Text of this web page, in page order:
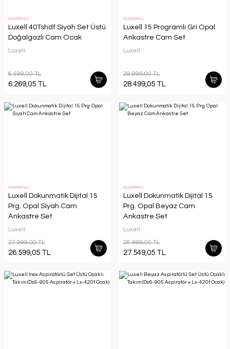
İNDİRİMLİ
Luxell 40Tshdf Siyah Set Üstü
Doğalgazlı Cam Ocak
Luxell
6.599,00 TL
6.269,05 TL
İNDİRİMLİ
Luxell 15 Programlı Gri Opal
Ankastre Cam Set
Luxell
29.999,00 TL
28.499,05 TL
İNDİRİMLİ
Luxell Dokunmatik Dijital 15
Prg. Opal Siyah Cam
Ankastre Set
Luxell
27.999,00 TL
26.599,05 TL
İNDİRİMLİ
Luxell Dokunmatik Dijital 15
Prg. Opal Beyaz Cam
Ankastre Set
Luxell
28.999,00 TL
27.549,05 TL